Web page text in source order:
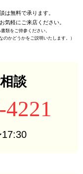
は無料で承ります。
お気軽にご来店ください。
類をご持参ください。
のかどうかをご説明いたします。）
談